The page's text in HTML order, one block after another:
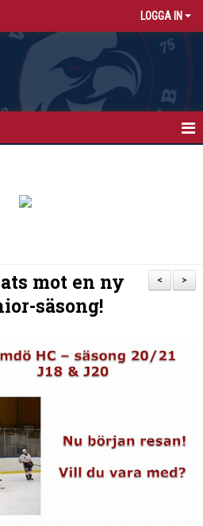
LOGGA IN
>
<
mot en ny
säsong!